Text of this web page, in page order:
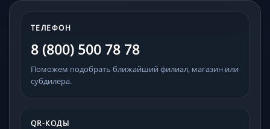
ТЕЛЕФОН
8 (800) 500 78 78
Поможем подобрать ближайший филиал, магазин или
субдилера.
QR-КОДЫ